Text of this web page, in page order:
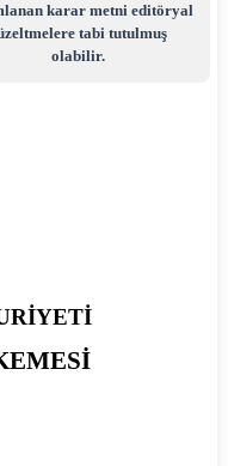
karar metni editöryal
tabi tutulmuş
olabilir.